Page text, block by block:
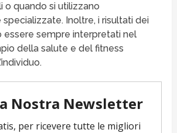
o quando si utilizzano
Inoltre, i risultati dei
sempre interpretati nel
della salute e del fitness